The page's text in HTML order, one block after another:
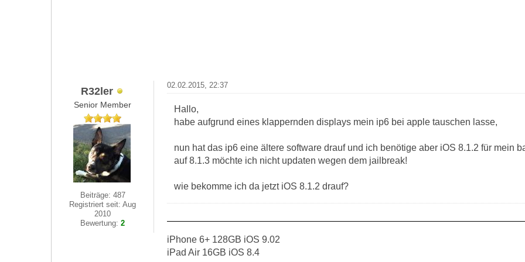
R32ler
Senior Member
Beiträge: 487
Registriert seit: Aug
2010
Bewertung:2
02.02.2015, 22:37
Hallo,
habe aufgrund eines klappernden displays mein ip6 bei apple tauschen lasse,
nun hat das ip6 eine ältere software drauf und ich benötige aber iOS 8.1.2 für mein
auf 8.1.3 möchte ich nicht updaten wegen dem jailbreak!
wie bekomme ich da jetzt iOS 8.1.2 drauf?
iPhone 6+ 128GB iOS 9.02
iPad Air 16GB iOS 8.4